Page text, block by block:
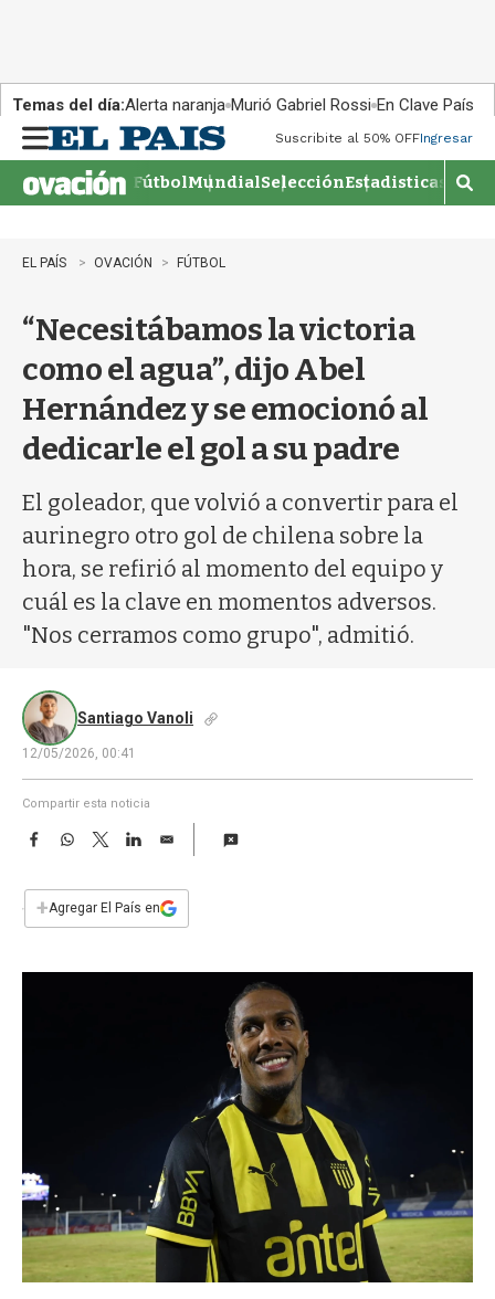
Temas del día:Alerta naranja Murió Gabriel Rossi En Clave País
n
u
Suscribite al 50% OFFIngresar
FútbolMundialSelecciónEstadisticas
M
o
EL PAÍS OVACIÓN FÚTBOL
“Necesitábamos la victoria
como el agua”, dijo Abel
Hernández y se emocionó al
dedicarle el gol a su padre
El goleador, que volvió a convertir para el
aurinegro otro gol de chilena sobre la
hora, se refirió al momento del equipo y
cuál es la clave en momentos adversos.
"Nos cerramos como grupo", admitió.
Santiago Vanoli
12/05/2026, 00:41
Compartir esta noticia
F
e
b
W
s
T
w
t
L
E
i
l
+Agregar El País en